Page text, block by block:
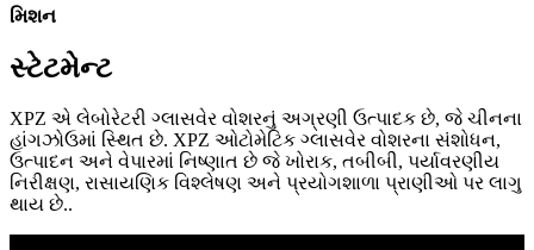
મિશન
સ્ટેટમેન્ટ
XPZ એ લેબોરેટરી ગ્લાસવેર વોશરનું અગ્રણી ઉત્પાદક છે, જે ચીનના
હાંગઝોઉમાં સ્થિત છે. XPZ ઓટોમેટિક ગ્લાસવેર વોશરના સંશોધન,
ઉત્પાદન અને વેપારમાં નિષ્ણાત છે જે ખોરાક, તબીબી, પર્યાવરણીય
નિરીક્ષણ, રાસાયણિક વિશ્લેષણ અને પ્રયોગશાળા પ્રાણીઓ પર લાગુ
થાય છે..